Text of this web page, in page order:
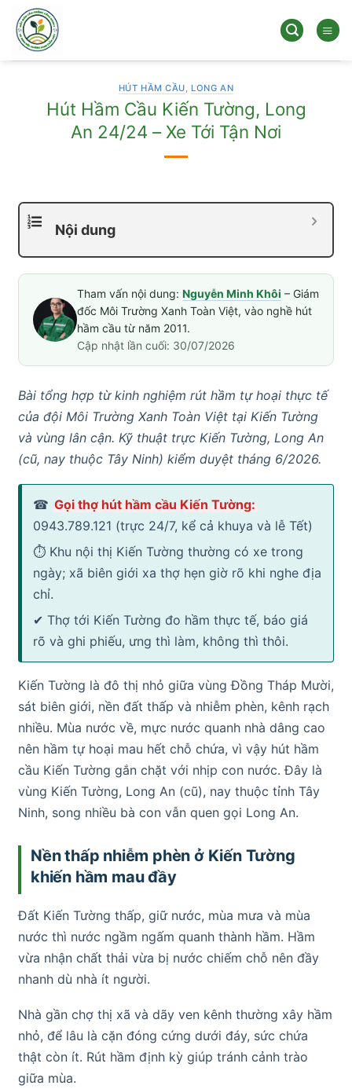
qua
dung
HÚT HẦM CẦU, LONG AN
Hút Hầm Cầu Kiến Tường, Long
An 24/24 – Xe Tới Tận Nơi
Nội dung
Tham vấn nội dung: Nguyễn Minh Khôi – Giám
đốc Môi Trường Xanh Toàn Việt, vào nghề hút
hầm cầu từ năm 2011.
Cập nhật lần cuối: 30/07/2026
Bài tổng hợp từ kinh nghiệm rút hầm tự hoại thực tế
của đội Môi Trường Xanh Toàn Việt tại Kiến Tường
và vùng lân cận. Kỹ thuật trực Kiến Tường, Long An
(cũ, nay thuộc Tây Ninh) kiểm duyệt tháng 6/2026.
☎ Gọi thợ hút hầm cầu Kiến Tường:
0943.789.121 (trực 24/7, kể cả khuya và lễ Tết)
⏱ Khu nội thị Kiến Tường thường có xe trong
ngày; xã biên giới xa thợ hẹn giờ rõ khi nghe địa
chỉ.
✔ Thợ tới Kiến Tường đo hầm thực tế, báo giá
rõ và ghi phiếu, ưng thì làm, không thì thôi.
Kiến Tường là đô thị nhỏ giữa vùng Đồng Tháp Mười,
sát biên giới, nền đất thấp và nhiễm phèn, kênh rạch
nhiều. Mùa nước về, mực nước quanh nhà dâng cao
nên hầm tự hoại mau hết chỗ chứa, vì vậy hút hầm
cầu Kiến Tường gắn chặt với nhịp con nước. Đây là
vùng Kiến Tường, Long An (cũ), nay thuộc tỉnh Tây
Ninh, song nhiều bà con vẫn quen gọi Long An.
Nền thấp nhiễm phèn ở Kiến Tường
khiến hầm mau đầy
Đất Kiến Tường thấp, giữ nước, mùa mưa và mùa
nước thì nước ngầm ngấm quanh thành hầm. Hầm
vừa nhận chất thải vừa bị nước chiếm chỗ nên đầy
nhanh dù nhà ít người.
Nhà gần chợ thị xã và dãy ven kênh thường xây hầm
nhỏ, để lâu là cặn đóng cứng dưới đáy, sức chứa
thật còn ít. Rút hầm định kỳ giúp tránh cảnh trào
giữa mùa.